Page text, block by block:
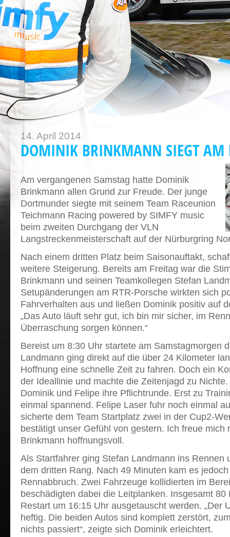
14. April 2014
DOMINIK BRINKMANN SIEGT AM
Am vergangenen Samstag hatte Dominik
Brinkmann allen Grund zur Freude. Der junge
Dortmunder siegte mit seinem Team Raceunion
Teichmann Racing powered by SIMFY music
beim zweiten Durchgang der VLN
Langstreckenmeisterschaft auf der Nürburgring
Nach einem dritten Platz beim Saisonauftakt,
weitere Steigerung. Bereits am Freitag war die
Brinkmann und seinen Teamkollegen Stefan
Setupänderungen am RTR-Porsche wirkten sich
Fahrverhalten aus und ließen Dominik positiv auf
„Das Auto läuft sehr gut, ich bin mir sicher, im
Überraschung sorgen können.“
Bereist um 8:30 Uhr startete am Samstagmorgen
Landmann ging direkt auf die über 24 Kilometer
Hoffnung eine schnelle Zeit zu fahren. Doch ein
der Ideallinie und machte die Zeitenjagd zu
Dominik und Felipe ihre Pflichtrunde. Erst zu
einmal spannend. Felipe Laser fuhr noch einmal
sicherte dem Team Startplatz zwei in der Cup2-
bestätigt unser Gefühl von gestern. Ich freue mich
Brinkmann hoffnungsvoll.
Als Startfahrer ging Stefan Landmann ins Rennen
dem dritten Rang. Nach 49 Minuten kam es
Rennabbruch. Zwei Fahrzeuge kollidierten im
beschädigten dabei die Leitplanken. Insgesamt
Restart um 16:15 Uhr ausgetauscht werden. „Der
heftig. Die beiden Autos sind komplett zerstört,
nichts passiert“, zeigte sich Dominik erleichtert.